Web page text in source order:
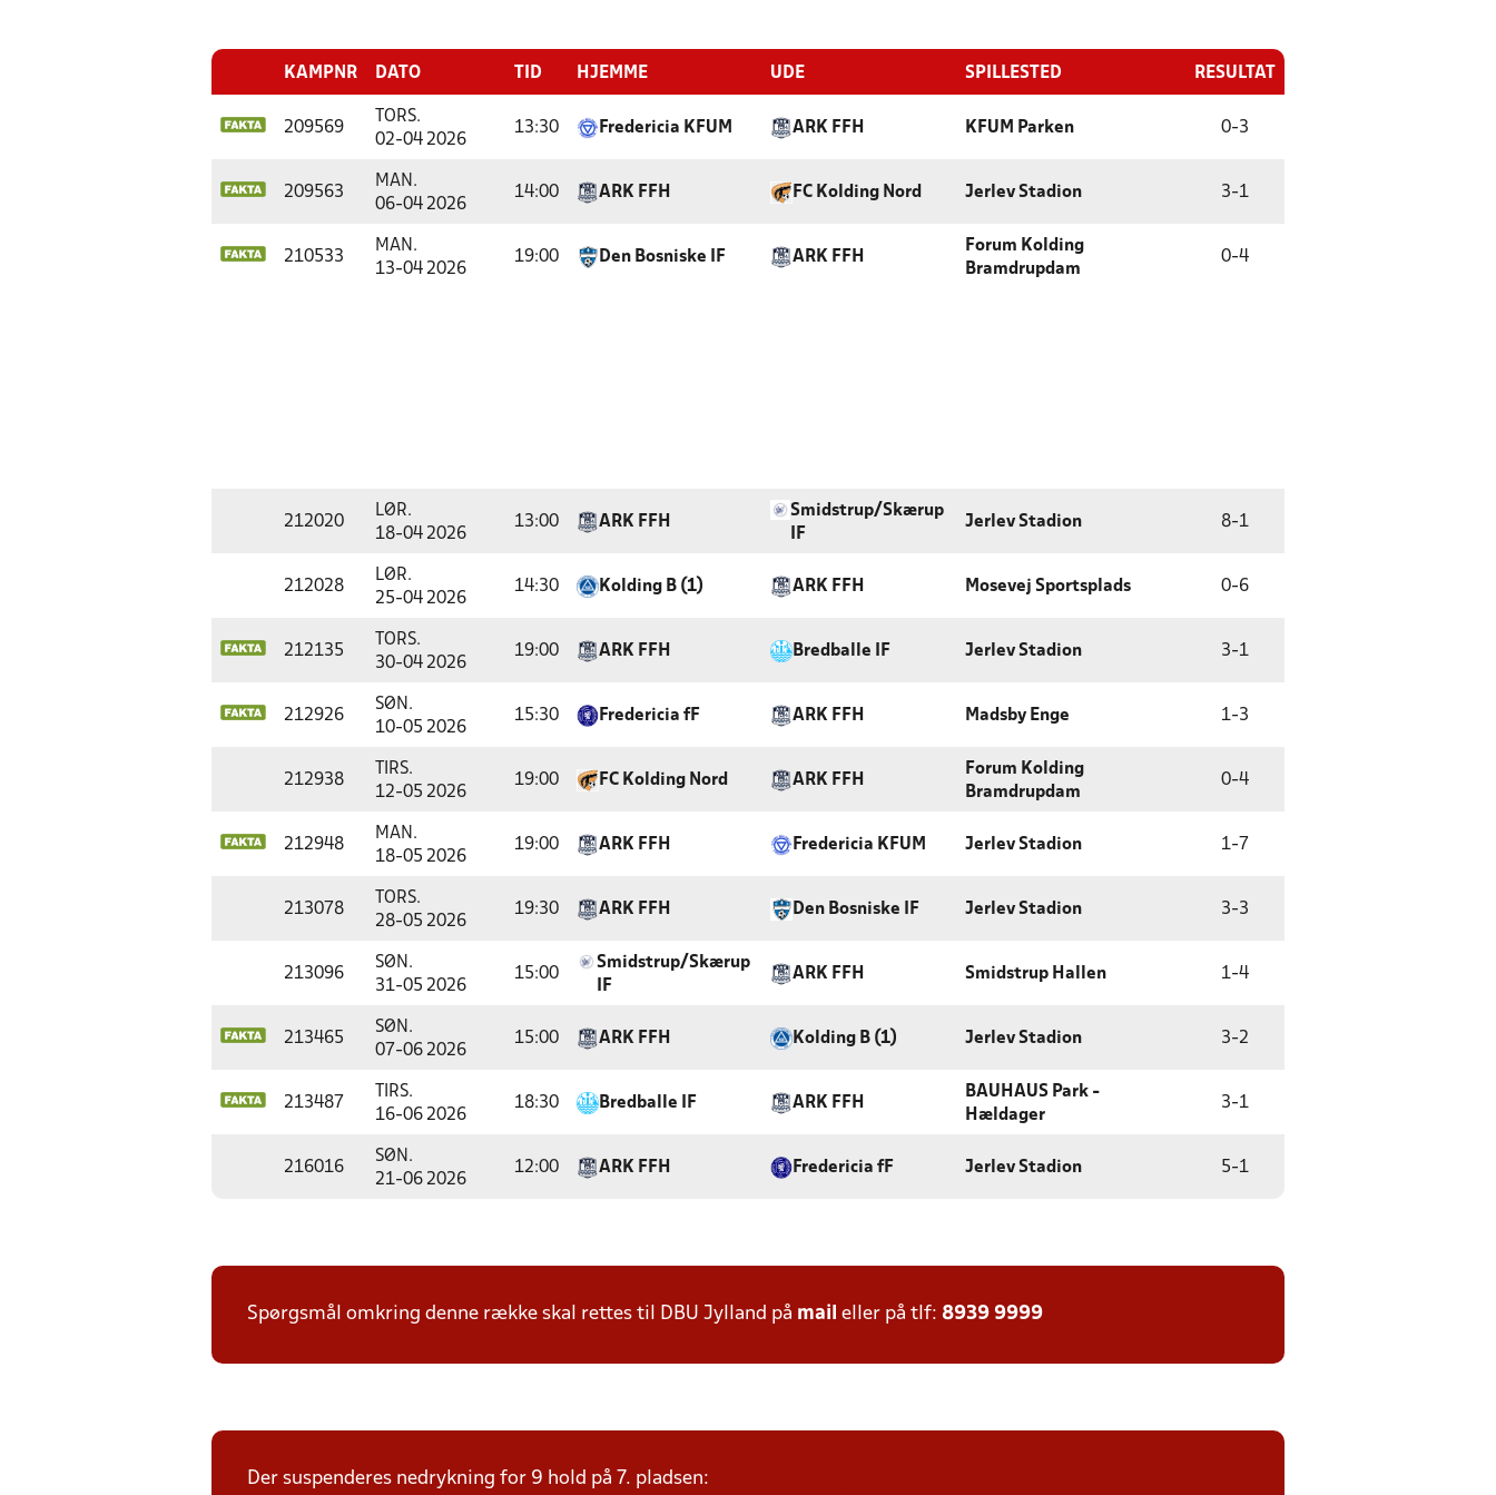
KAMPNR DATO TID HJEMME UDE SPILLESTED RESULTAT
209569
TORS.
02-04 2026
13:30 Fredericia KFUM ARK FFH KFUM Parken 0-3
209563
MAN.
06-04 2026
14:00 ARK FFH FC Kolding Nord Jerlev Stadion 3-1
210533
MAN.
13-04 2026
19:00 Den Bosniske IF ARK FFH
Forum Kolding
Bramdrupdam
0-4
212020
LØR.
18-04 2026
13:00 ARK FFH
Smidstrup/Skærup
IF
Jerlev Stadion 8-1
212028
LØR.
25-04 2026
14:30 Kolding B (1) ARK FFH Mosevej Sportsplads 0-6
212135
TORS.
30-04 2026
19:00 ARK FFH Bredballe IF Jerlev Stadion 3-1
212926
SØN.
10-05 2026
15:30 Fredericia fF ARK FFH Madsby Enge 1-3
212938
TIRS.
12-05 2026
19:00 FC Kolding Nord ARK FFH
Forum Kolding
Bramdrupdam
0-4
212948
MAN.
18-05 2026
19:00 ARK FFH Fredericia KFUM Jerlev Stadion 1- 7
213078
TORS.
28-05 2026
19:30 ARK FFH Den Bosniske IF Jerlev Stadion 3-3
213096
SØN.
31-05 2026
15:00
Smidstrup/Skærup
IF
ARK FFH Smidstrup Hallen 1-4
213465
SØN.
07-06 2026
15:00 ARK FFH Kolding B (1) Jerlev Stadion 3-2
213487
TIRS.
16-06 2026
18:30 Bredballe IF ARK FFH
BAUHAUS Park -
Hældager
3-1
216016
SØN.
21-06 2026
12:00 ARK FFH Fredericia fF Jerlev Stadion 5-1
Spørgsmål omkring denne række skal rettes til DBU Jylland på mail eller på tlf: 8939 9999
Der suspenderes nedrykning for 9 hold på 7. pladsen: